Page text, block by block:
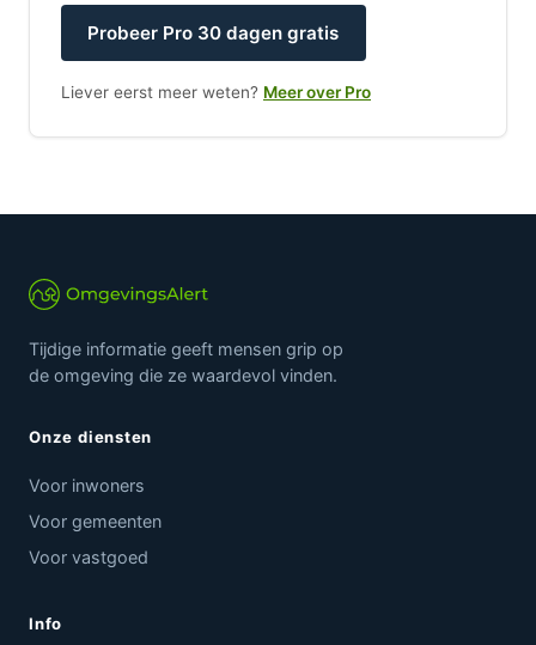
Probeer Pro 30 dagen gratis
Liever eerst meer weten? Meer over Pro
Tijdige informatie geeft mensen grip op
de omgeving die ze waardevol vinden.
Onze diensten
Voor inwoners
Voor gemeenten
Voor vastgoed
Info